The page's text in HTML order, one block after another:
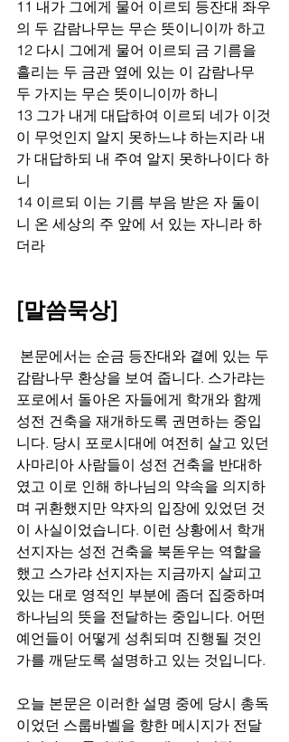
11 내가 그에게 물어 이르되 등잔대 좌우
의 두 감람나무는 무슨 뜻이니이까 하고
12 다시 그에게 물어 이르되 금 기름을
흘리는 두 금관 옆에 있는 이 감람나무
두 가지는 무슨 뜻이니이까 하니
13 그가 내게 대답하여 이르되 네가 이것
이 무엇인지 알지 못하느냐 하는지라 내
가 대답하되 내 주여 알지 못하나이다 하
니
14 이르되 이는 기름 부음 받은 자 둘이
니 온 세상의 주 앞에 서 있는 자니라 하
더라
[말씀묵상]
감람나무 환상을 보여 줍니다. 스가랴는
포로에서 돌아온 자들에게 학개와 함께
성전 건축을 재개하도록 권면하는 중입
니다. 당시 포로시대에 여전히 살고 있던
사마리아 사람들이 성전 건축을 반대하
였고 이로 인해 하나님의 약속을 의지하
며 귀환했지만 약자의 입장에 있었던 것
이 사실이었습니다. 이런 상황에서 학개
선지자는 성전 건축을 북돋우는 역할을
했고 스가랴 선지자는 지금까지 살피고
있는 대로 영적인 부분에 좀더 집중하며
하나님의 뜻을 전달하는 중입니다. 어떤
예언들이 어떻게 성취되며 진행될 것인
가를 깨닫도록 설명하고 있는 것입니다.
오늘 본문은 이러한 설명 중에 당시 총독
이었던 스룹바벨을 향한 메시지가 전달